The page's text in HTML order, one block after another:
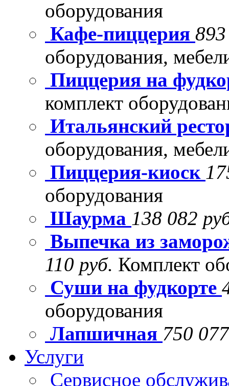
оборудования
Кафе-пиццерия
оборудования,
Пиццерия на
комплект
Итальянский
оборудования,
Пиццерия-киоск
оборудования
Шаурма 138 082
Выпечка из
110 руб. Комплект
Суши на фудкорте
оборудования
Лапшичная 750
Услуги
Сервисное